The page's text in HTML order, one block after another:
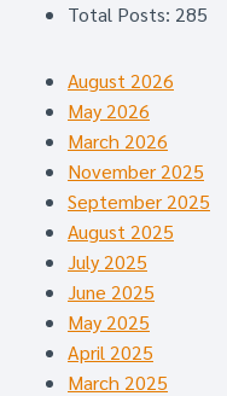
Total Posts: 285
August 2026
May 2026
March 2026
November 2025
September 2025
August 2025
July 2025
June 2025
May 2025
April 2025
March 2025